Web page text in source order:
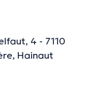
et se base sur des
4 - 7110
Hainaut